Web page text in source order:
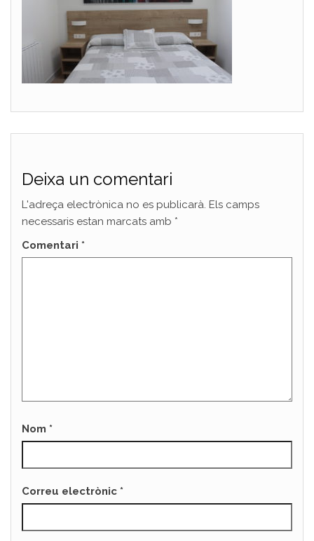
Deixa un comentari
L'adreça electrònica no es publicarà. Els camps
necessaris estan marcats amb *
Comentari *
Nom *
Correu electrònic *